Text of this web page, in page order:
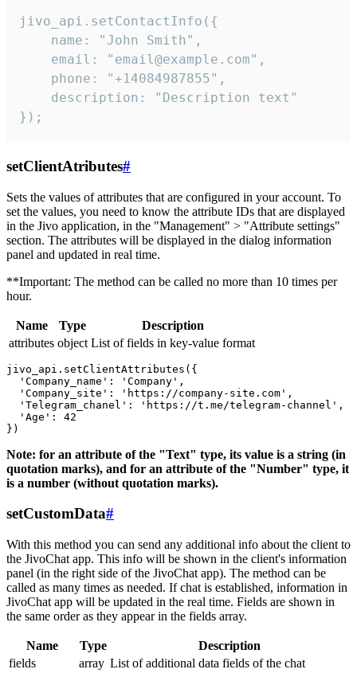
jivo_api.setContactInfo({
    name: "John Smith",
    email: "email@example.com",
    phone: "+14084987855",
    description: "Description text"
});
setClientAtributes#
Sets the values ​​of attributes that are configured in your account. To
set the values, you need to know the attribute IDs that are displayed
in the Jivo application, in the "Management" > "Attribute settings"
section. The attributes will be displayed in the dialog information
panel and updated in real time.
**Important: The method can be called no more than 10 times per
hour.
Name Type
Description
attributes object List of fields in key-value format
jivo_api.setClientAttributes({
  'Company_name': 'Company',
  'Company_site': 'https://company-site.com',
  'Telegram_chanel': 'https://t.me/telegram-channel',
  'Age': 42
Note: for an attribute of the "Text" type, its value is a string (in
quotation marks), and for an attribute of the "Number" type, it
is a number (without quotation marks).
setCustomData#
With this method you can send any additional info about the client to
the JivoChat app. This info will be shown in the client's information
panel (in the right side of the JivoChat app). The method can be
called as many times as needed. If chat is established, information in
JivoChat app will be updated in the real time. Fields are shown in
the same order as they appear in the fields array.
Name Type
Description
fields
array List of additional data fields of the chat